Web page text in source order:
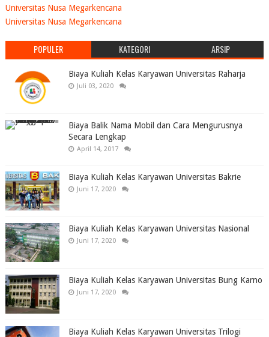
Universitas Nusa Megarkencana
Universitas Nusa Megarkencana
POPULER KATEGORI ARSIP
Biaya Kuliah Kelas Karyawan Universitas Raharja
Juli 03, 2020
Biaya Balik Nama Mobil dan Cara Mengurusnya
Secara Lengkap
April 14, 2017
Biaya Kuliah Kelas Karyawan Universitas Bakrie
Juni 17, 2020
Biaya Kuliah Kelas Karyawan Universitas Nasional
Juni 17, 2020
Biaya Kuliah Kelas Karyawan Universitas Bung Karno
Juni 17, 2020
Biaya Kuliah Kelas Karyawan Universitas Trilogi